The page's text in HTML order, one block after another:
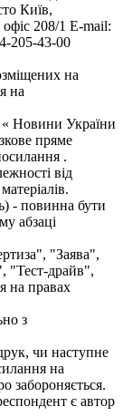
Київ,
208/1 E-mail:
205-43-00
на
на
« Новини України
пряме
.
від
- повинна бути
абзаці
"Заява",
"Тест-драйв",
на правах
з
чи наступне
на
забороняється.
є автор